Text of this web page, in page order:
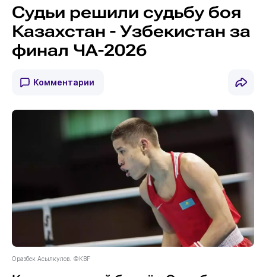
Судьи решили судьбу боя
Казахстан - Узбекистан за
финал ЧА-2026
Комментарии
Оразбек Асылкулов. ©KBF